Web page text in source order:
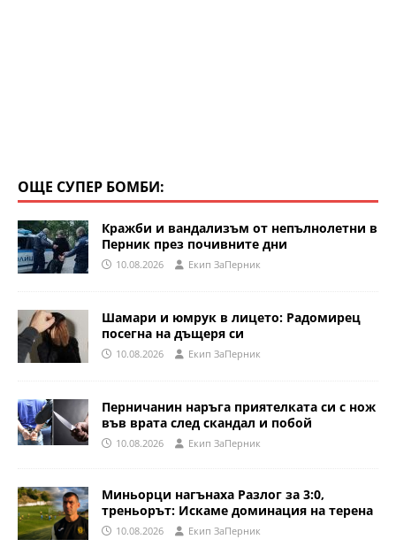
ОЩЕ СУПЕР БОМБИ:
Кражби и вандализъм от непълнолетни в
Перник през почивните дни
10.08.2026 Eкип ЗаПерник
Шамари и юмрук в лицето: Радомирец
посегна на дъщеря си
10.08.2026 Eкип ЗаПерник
Перничанин наръга приятелката си с нож
във врата след скандал и побой
10.08.2026 Eкип ЗаПерник
Миньорци нагънаха Разлог за 3:0,
треньорът: Искаме доминация на терена
10.08.2026 Eкип ЗаПерник